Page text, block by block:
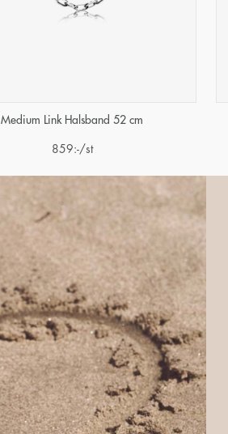
Medium Link Halsband 52 cm
859:-/st